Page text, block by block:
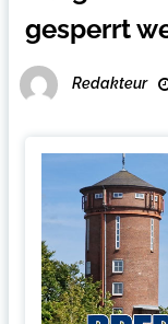
gesperrt
Redakteur